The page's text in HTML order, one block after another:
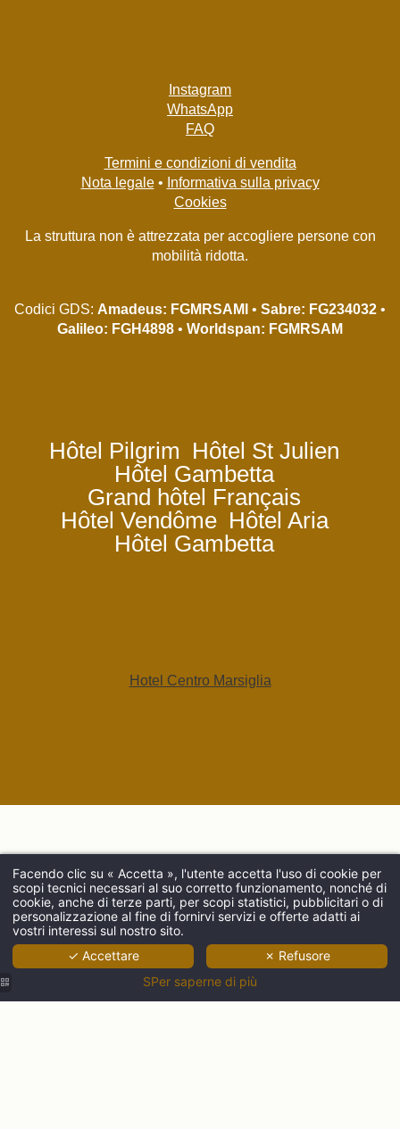
Instagram
WhatsApp
FAQ
Termini e condizioni di vendita
Nota legale• Informativa sulla privacy
Cookies
La struttura non è attrezzata per accogliere persone con
mobilità ridotta.
Codici GDS: Amadeus: FGMRSAMI • Sabre: FG234032 •
Galileo: FGH4898 • Worldspan: FGMRSAM
Hôtel Pilgrim
Hôtel St Julien
Hôtel Gambetta
Grand hôtel Français
Hôtel Vendôme Hôtel Aria
Hôtel Gambetta
Hotel Centro Marsiglia
ARRIVO
ADULTI
Facendo clic su « Accetta », l'utente accetta l'uso di cookie per
scopi tecnici necessari al suo corretto funzionamento, nonché di
cookie, anche di terze parti, per scopi statistici, pubblicitari o di
personalizzazione al fine di fornirvi servizi e offerte adatti ai
vostri interessi sul nostro sito.
✓ Accettare
✗ Refusore
SPer saperne di più